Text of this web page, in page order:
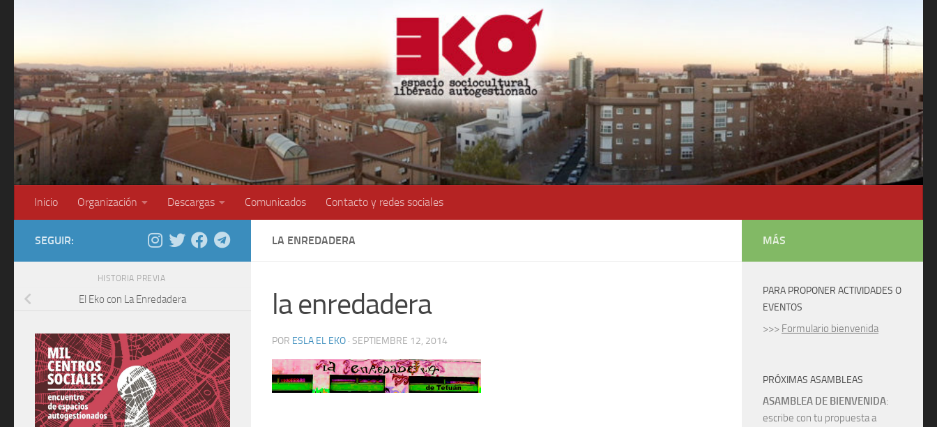
Inicio Organización Descargas Comunicados Contacto y redes sociales
LA ENREDADERA
la enredadera
POR ESLA EL EKO · SEPTIEMBRE 12, 2014
SEGUIR:
HISTORIA PREVIA
El Eko con La Enredadera
MÁS
PARA PROPONER ACTIVIDADES O
EVENTOS
>>> Formulario bienvenida
PRÓXIMAS ASAMBLEAS
ASAMBLEA DE BIENVENIDA:
escribe con tu propuesta a